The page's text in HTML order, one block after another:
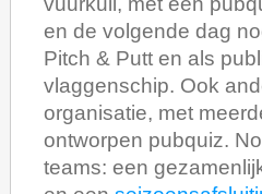
en de volgende dag
Pitch & Putt en als
vlaggenschip. Ook
organisatie, met
ontworpen pubquiz.
teams: een